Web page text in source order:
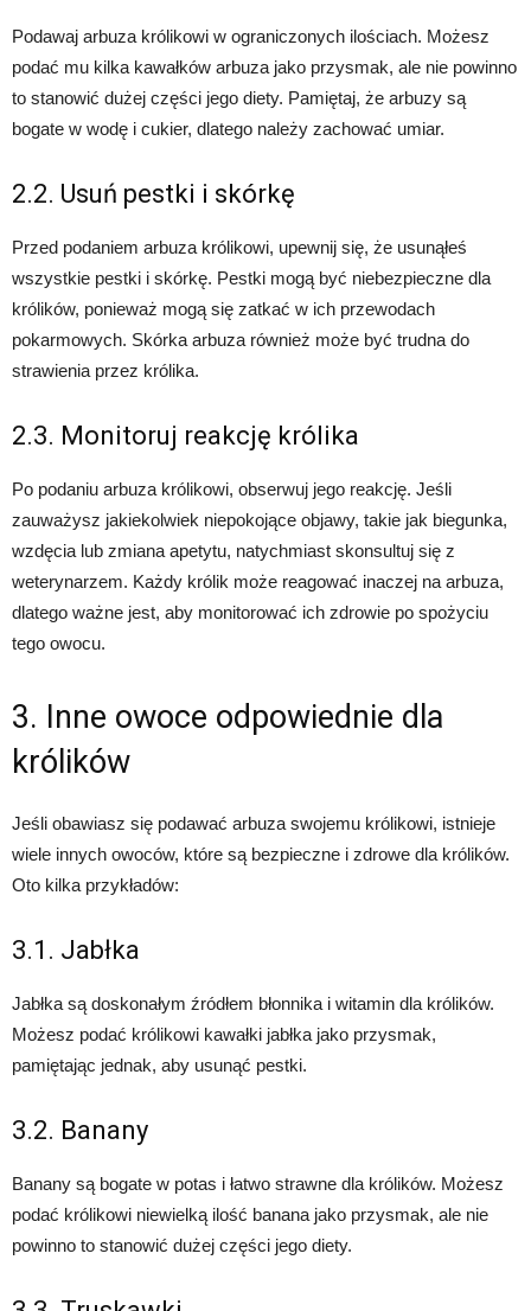
Podawaj arbuza królikowi w ograniczonych ilościach. Możesz
podać mu kilka kawałków arbuza jako przysmak, ale nie powinno
to stanowić dużej części jego diety. Pamiętaj, że arbuzy są
bogate w wodę i cukier, dlatego należy zachować umiar.
2.2. Usuń pestki i skórkę
Przed podaniem arbuza królikowi, upewnij się, że usunąłeś
wszystkie pestki i skórkę. Pestki mogą być niebezpieczne dla
królików, ponieważ mogą się zatkać w ich przewodach
pokarmowych. Skórka arbuza również może być trudna do
strawienia przez królika.
2.3. Monitoruj reakcję królika
Po podaniu arbuza królikowi, obserwuj jego reakcję. Jeśli
zauważysz jakiekolwiek niepokojące objawy, takie jak biegunka,
wzdęcia lub zmiana apetytu, natychmiast skonsultuj się z
weterynarzem. Każdy królik może reagować inaczej na arbuza,
dlatego ważne jest, aby monitorować ich zdrowie po spożyciu
tego owocu.
3. Inne owoce odpowiednie dla
królików
Jeśli obawiasz się podawać arbuza swojemu królikowi, istnieje
wiele innych owoców, które są bezpieczne i zdrowe dla królików.
Oto kilka przykładów:
3.1. Jabłka
Jabłka są doskonałym źródłem błonnika i witamin dla królików.
Możesz podać królikowi kawałki jabłka jako przysmak,
pamiętając jednak, aby usunąć pestki.
3.2. Banany
Banany są bogate w potas i łatwo strawne dla królików. Możesz
podać królikowi niewielką ilość banana jako przysmak, ale nie
powinno to stanowić dużej części jego diety.